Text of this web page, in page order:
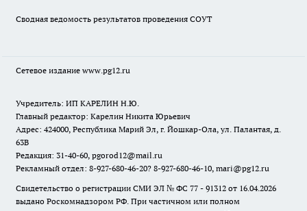
Сводная ведомость результатов проведения СОУТ
Сетевое издание www.pg12.ru
Учредитель: ИП КАРЕЛИН Н.Ю.
Главный редактор: Карелин Никита Юрьевич
Адрес: 424000, Республика Марий Эл, г. Йошкар-Ола, ул. Палантая, д.
63В
Редакция: 31-40-60, pgorod12@mail.ru
Рекламный отдел: 8-927-680-46-20? 8-927-680-46-10, mari@pg12.ru
Свидетельство о регистрации СМИ ЭЛ № ФС 77 - 91312 от 16.04.2026
выдано Роскомнадзором РФ. При частичном или полном